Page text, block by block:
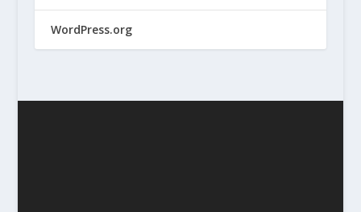
WordPress.org